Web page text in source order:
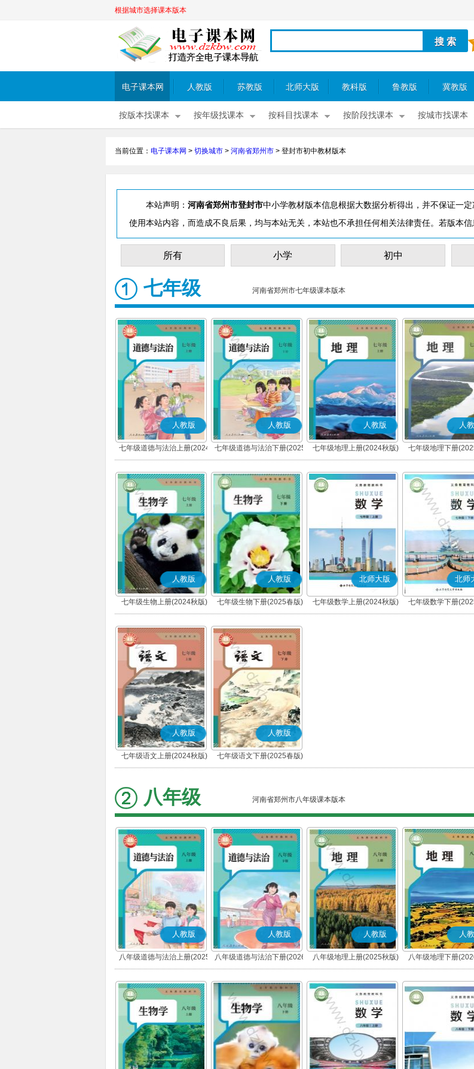
根据城市选择课本版本
电子课本网 人教版 苏教版 北师大版 教科版 鲁教版 冀教版
按版本找课本 按年级找课本 按科目找课本 按阶段找课本 按城市找课本
当前位置： 电子课本网 > 切换城市 > 河南省郑州市 > 登封市初中教材版本
本站声明： 河南省郑州市登封市中小学教材版本信息根据大数据分析得出，并不保证一
使用本站内容，而造成不良后果，均与本站无关，本站也不承担任何相关法律责任。若版本
所有 小学 初中
七年级 河南省郑州市七年级课本版本
人教版
七年级道德与法治上册(2024
秋版)(部编版)
人教版
七年级道德与法治下册(2025
春版)(部编版)
人教版
七年级地理上册(2024秋版)
人
七年级地理下册
人教版
七年级生物上册(2024秋版)
人教版
七年级生物下册(2025春版)
北师大版
七年级数学上册(2024秋版)
北师
七年级数学下册
人教版
七年级语文上册(2024秋版)
(部编版)
人教版
七年级语文下册(2025春版)
(部编版)
八年级 河南省郑州市八年级课本版本
人教版
八年级道德与法治上册(2025
秋版)(部编版)
人教版
八年级道德与法治下册(2026
春版)(部编版)
人教版
八年级地理上册(2025秋版)
人
八年级地理下册